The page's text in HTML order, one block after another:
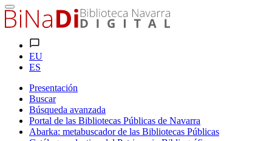
EU
ES
Presentación
Buscar
Búsqueda avanzada
Portal de las Bibliotecas Públicas de Navarra
Abarka: metabuscador de las Bibliotecas Públicas